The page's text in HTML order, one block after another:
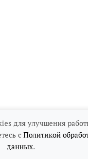
для улучшения
с Политикой
данных.